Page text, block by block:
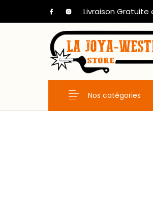
Livraison Gratuite
Nos catégories